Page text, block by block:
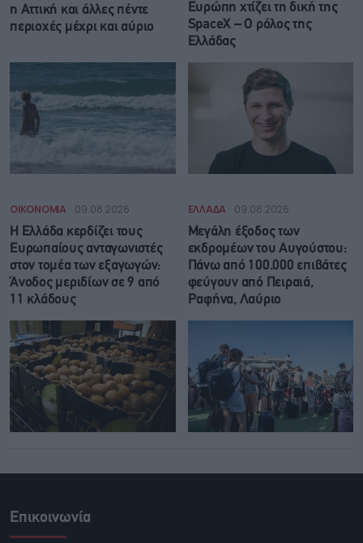
η Αττική και άλλες πέντε
περιοχές μέχρι και αύριο
Ευρώπη χτίζει τη δική της
SpaceX – Ο ρόλος της
Ελλάδας
ΟΙΚΟΝΟΜΙΑ 09.08.2026
Η Ελλάδα κερδίζει τους
Ευρωπαίους ανταγωνιστές
στον τομέα των εξαγωγών:
Άνοδος μεριδίων σε 9 από
11 κλάδους
ΕΛΛΑΔΑ 09.08.2026
Μεγάλη έξοδος των
εκδρομέων του Αυγούστου:
Πάνω από 100.000 επιβάτες
φεύγουν από Πειραιά,
Ραφήνα, Λαύριο
Επικοινωνία